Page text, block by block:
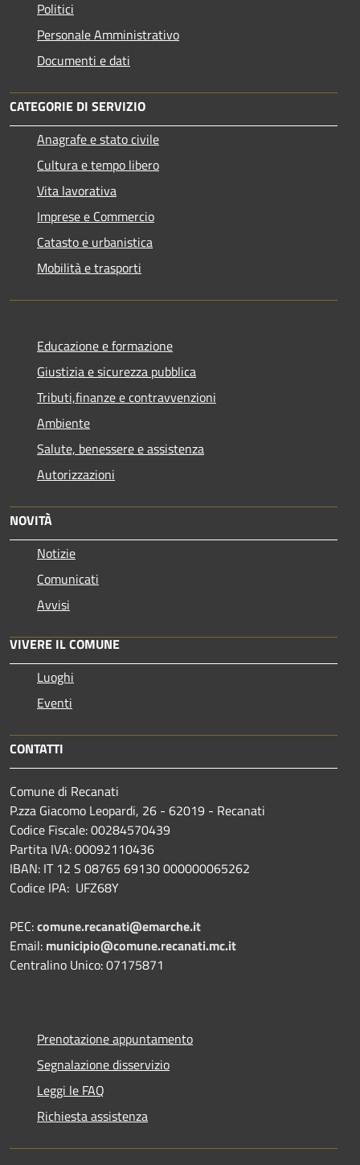
Politici
Personale Amministrativo
Documenti e dati
CATEGORIE DI SERVIZIO
Anagrafe e stato civile
Cultura e tempo libero
Vita lavorativa
Imprese e Commercio
Catasto e urbanistica
Mobilità e trasporti
Educazione e formazione
Giustizia e sicurezza pubblica
Tributi,finanze e contravvenzioni
Ambiente
Salute, benessere e assistenza
Autorizzazioni
NOVITÀ
Notizie
Comunicati
Avvisi
VIVERE IL COMUNE
Luoghi
Eventi
CONTATTI
Comune di Recanati
P.zza Giacomo Leopardi, 26 - 62019 - Recanati
Codice Fiscale: 00284570439
Partita IVA: 00092110436
IBAN: IT 12 S 08765 69130 000000065262
Codice IPA: UFZ68Y
PEC:comune.recanati@emarche.it
Email: municipio@comune.recanati.mc.it
Centralino Unico: 07175871
Prenotazione appuntamento
Segnalazione disservizio
Leggi le FAQ
Richiesta assistenza